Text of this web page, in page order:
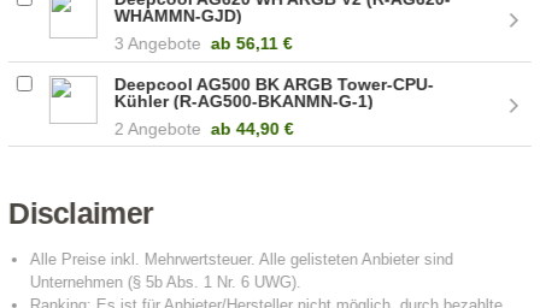
WHAMMN-GJD)
3 Angebote ab 56,11 €
Deepcool AG500 BK ARGB Tower-CPU-
Kühler (R-AG500-BKANMN-G-1)
2 Angebote ab44,90 €
Disclaimer